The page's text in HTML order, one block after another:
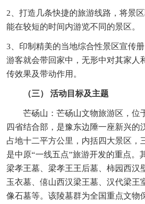
2、打造几条快捷的旅游线路，将景
能在较短的时间内游览不同的景区。
3、印制精美的当地综合性景区宣传
游客就会带回家中，无形中对其家人
传效果及带动作用。
（三） 活动目标及主题
芒砀山：芒砀山文物旅游区，位
四省结合部，是豫东边陲一座新兴的
占地十二平方公里，内括四大景区，
是中原“一线五点”旅游开发的重点。
梁孝王墓、梁孝王王后墓、柿园西汉
玉衣墓、僖山西汉梁王墓、汉代梁王
像石墓等。该陵墓群为全国重点文物